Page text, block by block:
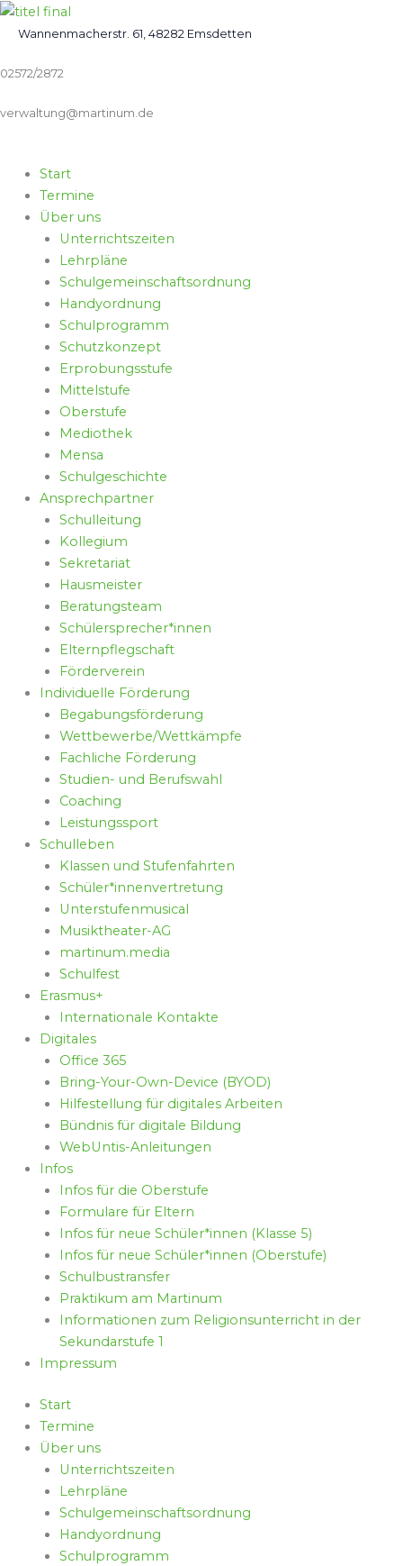
Zum
InhaltWannenmacherstr. 61, 48282 Emsdetten
02572/2872
verwaltung@martinum.de
Start
Termine
Über uns
Unterrichtszeiten
Lehrpläne
Schulgemeinschaftsordnung
Handyordnung
Schulprogramm
Schutzkonzept
Erprobungsstufe
Mittelstufe
Oberstufe
Mediothek
Mensa
Schulgeschichte
Ansprechpartner
Schulleitung
Kollegium
Sekretariat
Hausmeister
Beratungsteam
Schülersprecher*innen
Elternpflegschaft
Förderverein
Individuelle Förderung
Begabungsförderung
Wettbewerbe/Wettkämpfe
Fachliche Förderung
Studien- und Berufswahl
Coaching
Leistungssport
Schulleben
Klassen und Stufenfahrten
Schüler*innenvertretung
Unterstufenmusical
Musiktheater-AG
martinum.media
Schulfest
Erasmus+
Internationale Kontakte
Digitales
Office 365
Bring-Your-Own-Device (BYOD)
Hilfestellung für digitales Arbeiten
Bündnis für digitale Bildung
WebUntis-Anleitungen
Infos
Infos für die Oberstufe
Formulare für Eltern
Infos für neue Schüler*innen (Klasse 5)
Infos für neue Schüler*innen (Oberstufe)
Schulbustransfer
Praktikum am Martinum
Informationen zum Religionsunterricht in der
Sekundarstufe 1
Impressum
Start
Termine
Über uns
Unterrichtszeiten
Lehrpläne
Schulgemeinschaftsordnung
Handyordnung
Schulprogramm